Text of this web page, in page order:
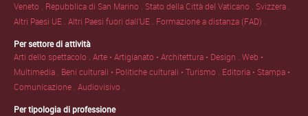
Veneto . Repubblica di San Marino . Stato della Città del Vaticano . Svizzera .
Altri Paesi UE .Altri Paesi fuori dall'UE . Formazione a distanza (FAD) .
Per settore di attività
Arti dello spettacolo .Arte • Artigianato • Architettura • Design .Web •
Multimedia . Beni culturali • Politiche culturali • Turismo . Editoria • Stampa •
Comunicazione .Audiovisivo .
Per tipologia di professione